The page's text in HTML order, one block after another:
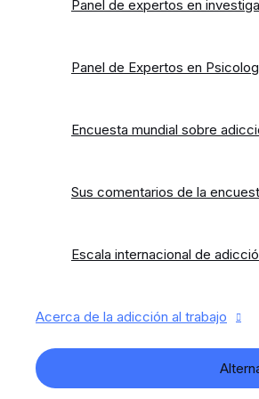
Panel de expertos en
Panel de Expertos en
Encuesta mundial sobre
Sus comentarios de la
Escala internacional de
Acerca de la adicción al trabajo